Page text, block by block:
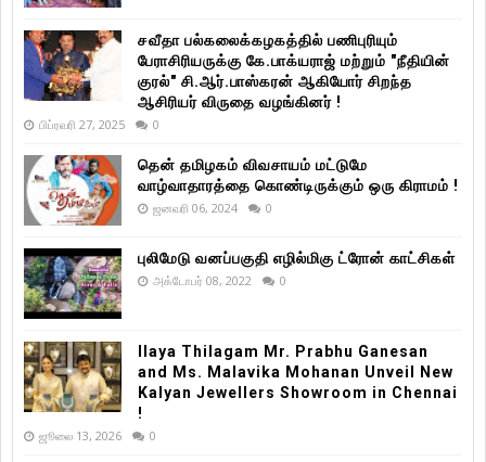
சவீதா பல்கலைக்கழகத்தில் பணிபுரியும்
பேராசிரியருக்கு கே.பாக்யராஜ் மற்றும் "நீதியின்
குரல்" சி.ஆர்.பாஸ்கரன் ஆகியோர் சிறந்த
ஆசிரியர் விருதை வழங்கினர் !
பிப்ரவரி 27, 2025 0
தென் தமிழகம் விவசாயம் மட்டுமே
வாழ்வாதாரத்தை கொண்டிருக்கும் ஒரு கிராமம் !
ஜனவரி 06, 2024 0
புலிமேடு வனப்பகுதி எழில்மிகு ட்ரோன் காட்சிகள்
அக்டோபர் 08, 2022 0
Ilaya Thilagam Mr. Prabhu Ganesan
and Ms. Malavika Mohanan Unveil New
Kalyan Jewellers Showroom in Chennai
!
ஜூலை 13, 2026 0